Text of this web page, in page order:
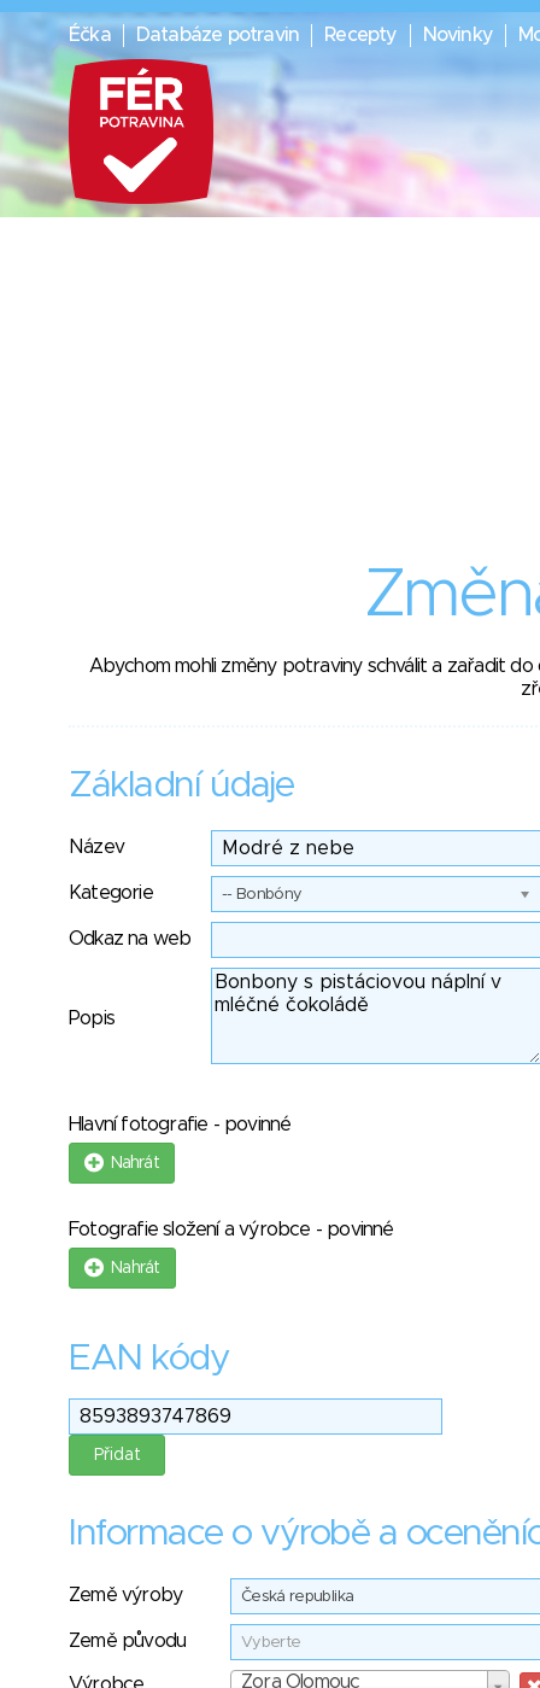
Éčka Databáze potravin Recepty Novinky
Abychom mohli změny potraviny schválit a zařadit
Základní údaje
Název
Kategorie -- Bonbóny
Odkaz na web
Popis
Hlavní fotografie - povinné
Nahrát
Fotografie složení a výrobce - povinné
Nahrát
EAN kódy
Informace o výrobě a
Země výroby Česká republika
Země původu Vyberte
Zora Olomouc
Výrobce